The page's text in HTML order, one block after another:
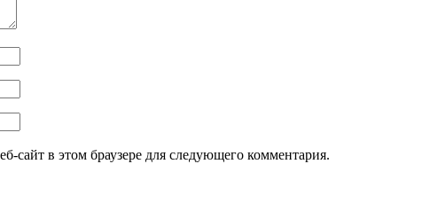
сайт в этом браузере для следующего комментария.